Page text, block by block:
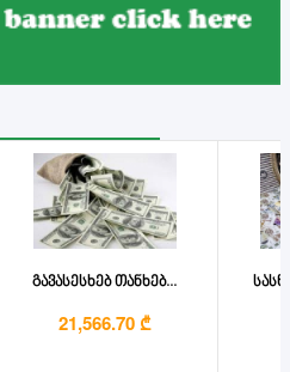
გავასესხებ თანხებ...
21,566.70 ₾